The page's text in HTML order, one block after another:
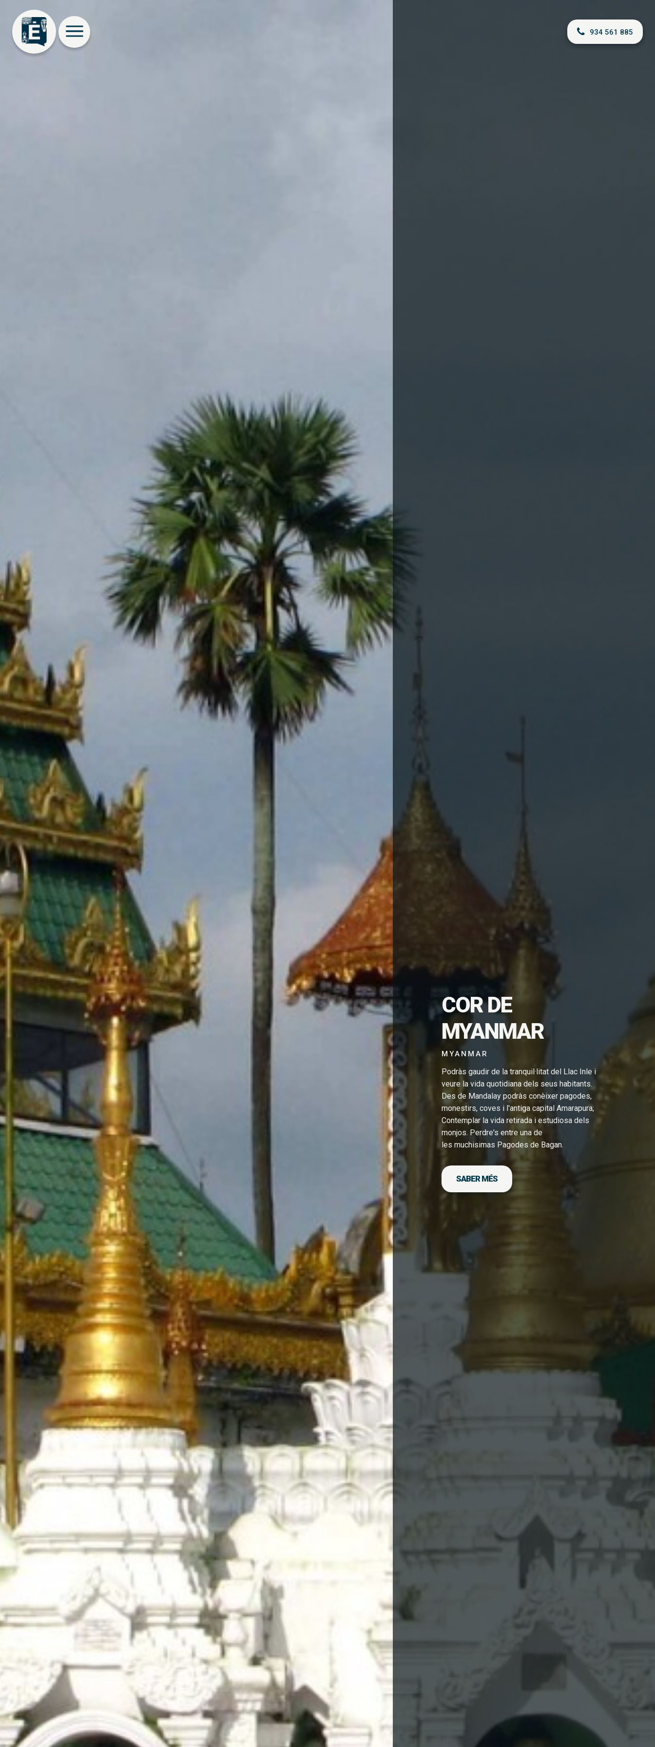
934 561 885
COR DE
MYANMAR
MYANMAR
Podràs gaudir de la tranquil·litat del Llac Inle i
veure la vida quotidiana dels seus habitants.
Des de Mandalay podràs conèixer pagodes,
monestirs, coves i l'antiga capital Amarapura;
Contemplar la vida retirada i estudiosa dels
monjos. Perdre's entre una de
les muchisimas Pagodes de Bagan.
SABER MÉS
SUBSCRIU-TE PER DESCARREGAR AQUEST VIATGE EN
PDF